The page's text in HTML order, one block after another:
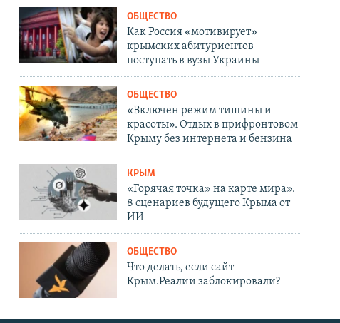
ОБЩЕСТВО
Как Россия «мотивирует»
крымских абитуриентов
поступать в вузы Украины
ОБЩЕСТВО
«Включен режим тишины и
красоты». Отдых в прифронтовом
Крыму без интернета и бензина
КРЫМ
«Горячая точка» на карте мира».
8 сценариев будущего Крыма от
ИИ
ОБЩЕСТВО
Что делать, если сайт
Крым.Реалии заблокировали?